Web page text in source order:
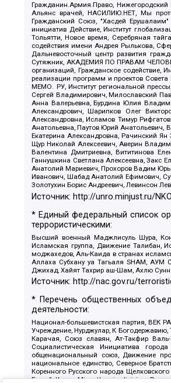
Гражданин.Армия.Право, Нижегородский
Альянс врачей, НАСИЛИЮ.НЕТ, Мы
Гражданский Союз, "Хасдей
инициатив Действие, Институт
Тольятти, Новое время, Серебряная
содействия имени Андрея Рылькова,
Дальневосточный центр развития
Сутяжник, АКАДЕМИЯ ПО ПРАВАМ
организаций, Гражданское содействие,
реализации программ и проектов
МЕМО. РУ, Институт региональной
Сергей Владимирович, Милославский
Анна Валерьевна, Бурдина Юлия
Александрович, Шарипков Олег
Александровна, Исламов Тимур
Анатольевна, Паутов Юрий Анатольевич,
Екатерина Александровна, Рачинский
Щур Николай Алексеевич, Аверин
Валентина Дмитриевна, Вититинова
Ганнушкина Светлана Алексеевна, Закс
Анатолий Мариевич, Прохоров Вадим
Иванович, Шабад Анатолий Ефимович,
Золотухин Борис Андреевич, Левинсон
Источник: http://unro.minjust.ru/
* Единый федеральный список
террористическими:
Высший военный Маджлисуль Шура,
Исламская группа, Движение Талибан,
моджахедов, Аль-Каида в странах
Аллаха Субхану уа Тагьаля SHAM, АУМ
Джихад, Хайят Тахрир аш-Шам, Ахлю
Источник: http://nac.gov.ru/
* Перечень общественных
деятельности:
Национал-большевистская партия, ВЕК
Учреждение, Нурджулар, К
Карачая, Союз славян, Ат-Такфир
Социалистическая Инициатива
общенациональный союз, Движение
национальное единство, Северное
Коренного Русского народа
Белый Крест, Misanthropic division,